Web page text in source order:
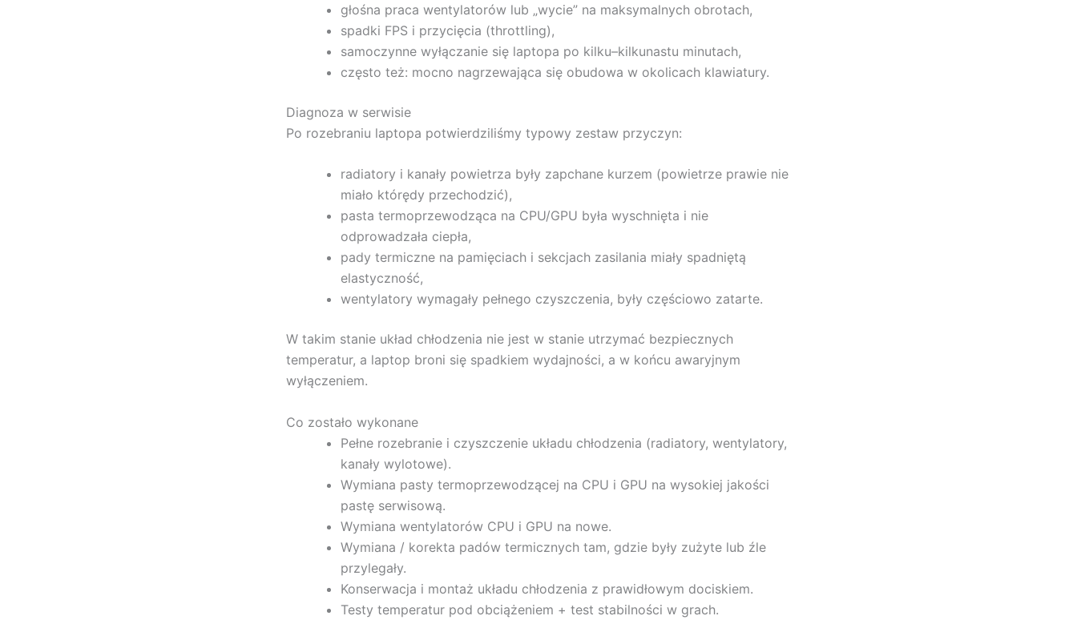
głośna praca wentylatorów lub „wycie” na maksymalnych obrotach,
spadki FPS i przycięcia (throttling),
samoczynne wyłączanie się laptopa po kilku–kilkunastu minutach,
często też: mocno nagrzewająca się obudowa w okolicach klawiatury.
Diagnoza w serwisie
Po rozebraniu laptopa potwierdziliśmy typowy zestaw przyczyn:
radiatory i kanały powietrza były zapchane kurzem (powietrze prawie nie
miało którędy przechodzić),
pasta termoprzewodząca na CPU/GPU była wyschnięta i nie
odprowadzała ciepła,
pady termiczne na pamięciach i sekcjach zasilania miały spadniętą
elastyczność,
wentylatory wymagały pełnego czyszczenia, były częściowo zatarte.
W takim stanie układ chłodzenia nie jest w stanie utrzymać bezpiecznych
temperatur, a laptop broni się spadkiem wydajności, a w końcu awaryjnym
wyłączeniem.
Co zostało wykonane
Pełne rozebranie i czyszczenie układu chłodzenia (radiatory, wentylatory,
kanały wylotowe).
Wymiana pasty termoprzewodzącej na CPU i GPU na wysokiej jakości
pastę serwisową.
Wymiana wentylatorów CPU i GPU na nowe.
Wymiana / korekta padów termicznych tam, gdzie były zużyte lub źle
przylegały.
Konserwacja i montaż układu chłodzenia z prawidłowym dociskiem.
Testy temperatur pod obciążeniem + test stabilności w grach.